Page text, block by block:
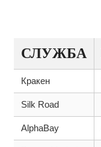
СЛУЖБА
Кракен
Silk Road
AlphaBay